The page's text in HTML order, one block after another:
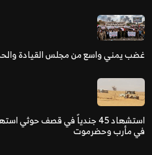
غضب يمني واسع من مجلس القيادة
استشهاد 45 جندياً في قصف
في مأرب وحضرموت